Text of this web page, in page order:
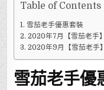
Table of Contents
雪茄老手優惠套裝
2020年7月【雪茄老手
2020年9月【雪茄老手
雪茄老手優